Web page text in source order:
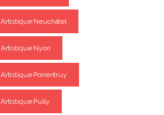
Neuchâtel
Nyon
Porrentruy
Pully